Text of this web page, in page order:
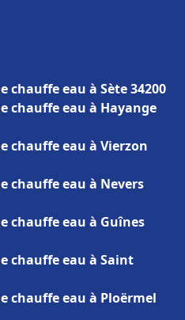
eau à Sète 34200
chauffe eau à Hayange
chauffe eau à Vierzon
chauffe eau à Nevers
chauffe eau à Guînes
chauffe eau à Saint
chauffe eau à Ploërmel